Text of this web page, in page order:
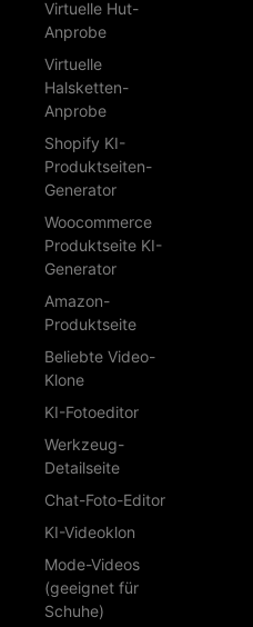
Virtuelle Hut-
Anprobe
Virtuelle
Halsketten-
Anprobe
Shopify KI-
Produktseiten-
Generator
Woocommerce
Produktseite KI-
Generator
Amazon-
Produktseite
Beliebte Video-
Klone
KI-Fotoeditor
Werkzeug-
Detailseite
Chat-Foto-Editor
KI-Videoklon
Mode-Videos
(geeignet für
Schuhe)